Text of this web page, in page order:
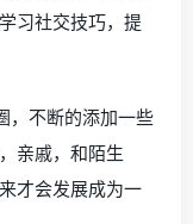
习社交技巧，提
，不断的添加一些
亲戚，和陌生
才会发展成为一